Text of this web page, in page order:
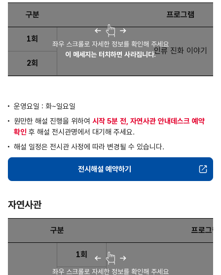
좌우 스크롤로 자세한 정보를 확인해 주세요
이 메세지는 터치하면 사라집니다.
인류관 : 구분, 프로그램, 운영시간, 대상 및 인원, 소요시간에
구분 프로그램
1회
인류 진화 이야기
2회
운영요일 : 화~일요일
원만한 해설 진행을 위하여 시작 5분 전, 자연사관 안내데스크 예약
확인 후 해설 전시관명에서 대기해 주세요.
해설 일정은 전시관 사정에 따라 변경될 수 있습니다.
인류관
전시해설 예약하기
자연사관
좌우 스크롤로 자세한 정보를 확인해 주세요
구분 프로그램
1회